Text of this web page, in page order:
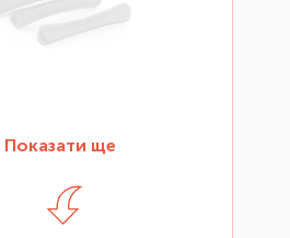
Показати ще